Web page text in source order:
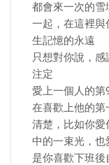
都會來一次的
一起，在這裡與
生記憶的永遠
只想對你說，
注定
愛上一個人的第
在喜歡上他的第
清楚，比如你愛
中的一束光，也
是你喜歡下班